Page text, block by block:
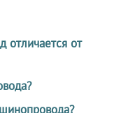
отличается от